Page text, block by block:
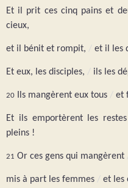
Et il prit ces cinq pains et
cieux,
et il bénit et rompit, et il les
Et eux, les disciples, ils les
20 Ils mangèrent eux tous et
Et ils emportèrent les
pleins !
21 Or ces gens qui mangèrent
mis à part les femmes et les